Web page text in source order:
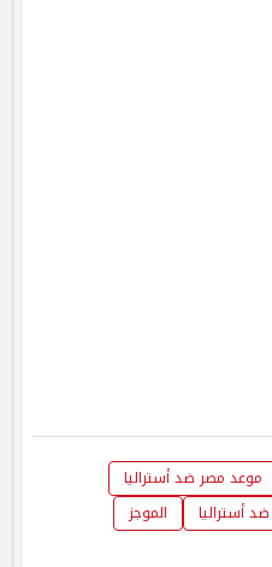
موعد مصر ضد أستراليا
أستراليا
الموجز